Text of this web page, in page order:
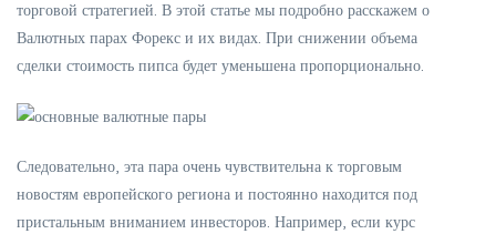
торговой стратегией. В этой статье мы подробно расскажем о
Валютных парах Форекс и их видах. При снижении объема
сделки стоимость пипса будет уменьшена пропорционально.
Следовательно, эта пара очень чувствительна к торговым
новостям европейского региона и постоянно находится под
пристальным вниманием инвесторов. Например, если курс